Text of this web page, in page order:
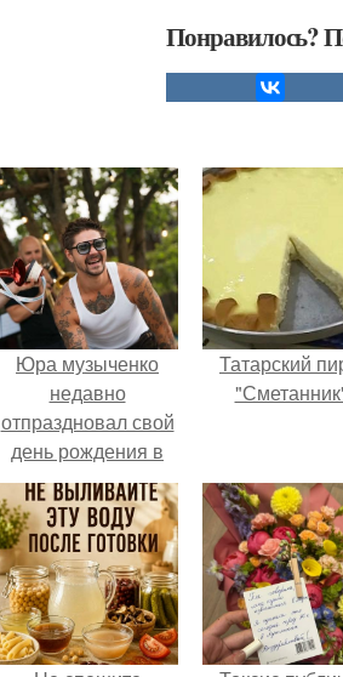
Понравилось?
Юра музыченко
недавно
отпраздновал свой
день рождения в
кругу самых
близких и родных
людей.
Татарский